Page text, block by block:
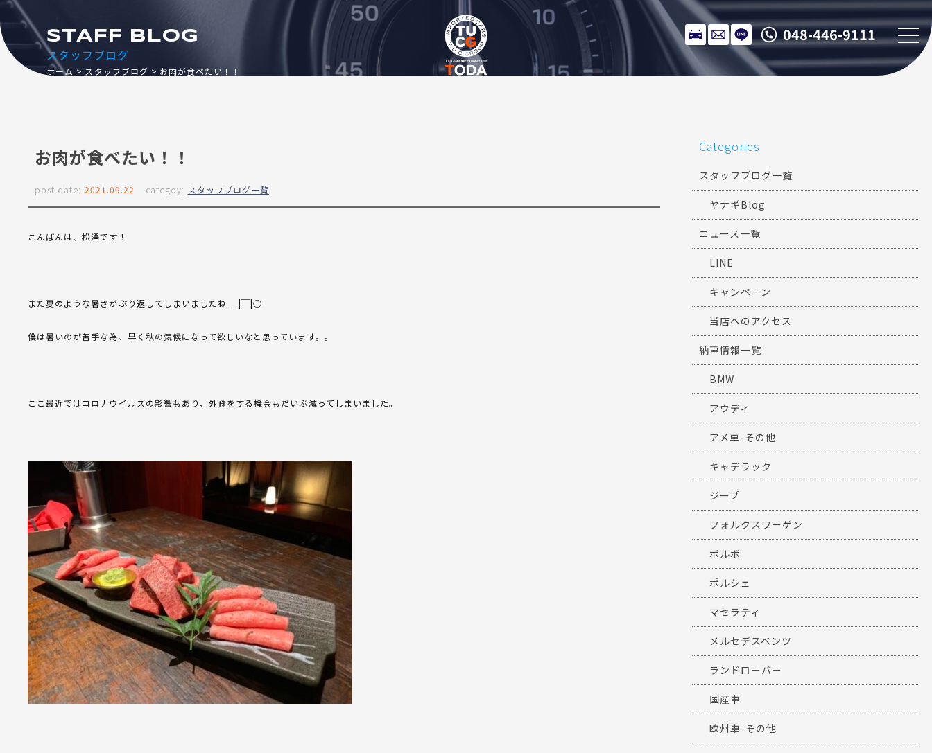
048-446-9111
スタッフブログ
STAFF BLOG
ホーム スタッフブログ お肉が食べたい！！
お肉が食べたい！！
post date: 2021.09.22 categoy: スタッフブログ一覧
こんばんは、松澤です！
また夏のような暑さがぶり返してしまいましたね ＿|￣|○
僕は暑いのが苦手な為、早く秋の気候になって欲しいなと思っています。。
ここ最近ではコロナウイルスの影響もあり、外食をする機会もだいぶ減ってしまいました。
Categories
スタッフブログ一覧
ヤナギBlog
ニュース一覧
LINE
キャンペーン
当店へのアクセス
納車情報一覧
BMW
アウディ
アメ車-その他
キャデラック
ジープ
フォルクスワーゲン
ボルボ
ポルシェ
マセラティ
メルセデスベンツ
ランドローバー
国産車
欧州車-その他